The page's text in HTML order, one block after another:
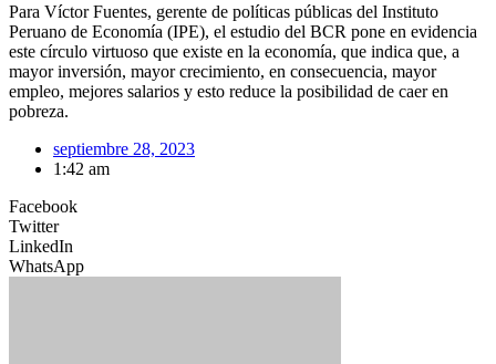
Para Víctor Fuentes, gerente de políticas públicas del Instituto
Peruano de Economía (IPE), el estudio del BCR pone en evidencia
este círculo virtuoso que existe en la economía, que indica que, a
mayor inversión, mayor crecimiento, en consecuencia, mayor
empleo, mejores salarios y esto reduce la posibilidad de caer en
pobreza.
septiembre 28, 2023
1:42 am
Facebook
Twitter
LinkedIn
WhatsApp